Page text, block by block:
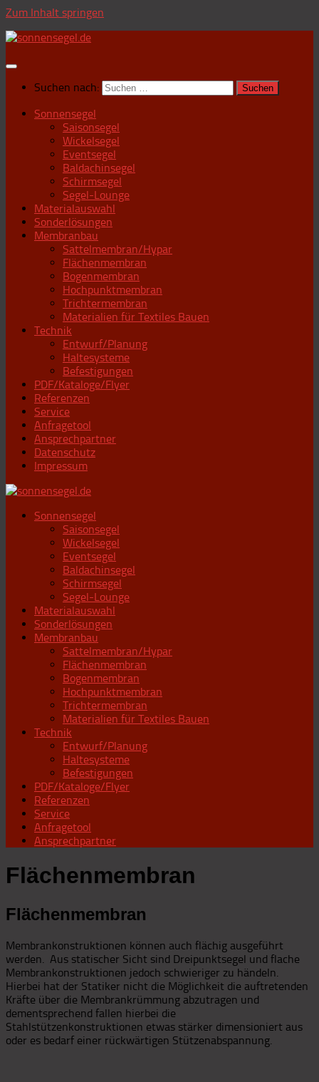
Zum Inhalt springen
Suchen nach:
Sonnensegel
Saisonsegel
Wickelsegel
Eventsegel
Baldachinsegel
Schirmsegel
Segel-Lounge
Materialauswahl
Sonderlösungen
Membranbau
Sattelmembran/Hypar
Flächenmembran
Bogenmembran
Hochpunktmembran
Trichtermembran
Materialien für Textiles Bauen
Technik
Entwurf/Planung
Haltesysteme
Befestigungen
PDF/Kataloge/Flyer
Referenzen
Service
Anfragetool
Ansprechpartner
Datenschutz
Impressum
Sonnensegel
Saisonsegel
Wickelsegel
Eventsegel
Baldachinsegel
Schirmsegel
Segel-Lounge
Materialauswahl
Sonderlösungen
Membranbau
Sattelmembran/Hypar
Flächenmembran
Bogenmembran
Hochpunktmembran
Trichtermembran
Materialien für Textiles Bauen
Technik
Entwurf/Planung
Haltesysteme
Befestigungen
PDF/Kataloge/Flyer
Referenzen
Service
Anfragetool
Ansprechpartner
Flächenmembran
Flächenmembran
Membrankonstruktionen können auch flächig ausgeführt
werden. Aus statischer Sicht sind Dreipunktsegel und flache
Membrankonstruktionen jedoch schwieriger zu händeln.
Hierbei hat der Statiker nicht die Möglichkeit die auftretenden
Kräfte über die Membrankrümmung abzutragen und
dementsprechend fallen hierbei die
Stahlstützenkonstruktionen etwas stärker dimensioniert aus
oder es bedarf einer rückwärtigen Stützenabspannung.